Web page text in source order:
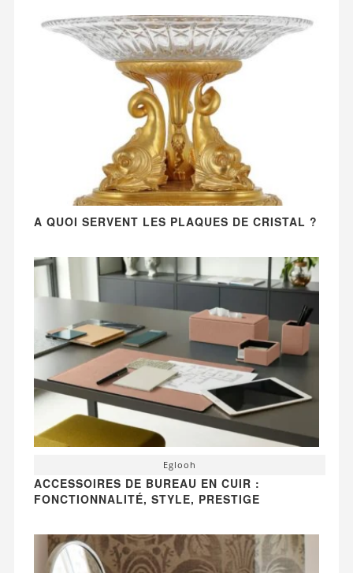
A QUOI SERVENT LES PLAQUES DE CRISTAL ?
Eglooh
ACCESSOIRES DE BUREAU EN CUIR :
FONCTIONNALITÉ, STYLE, PRESTIGE